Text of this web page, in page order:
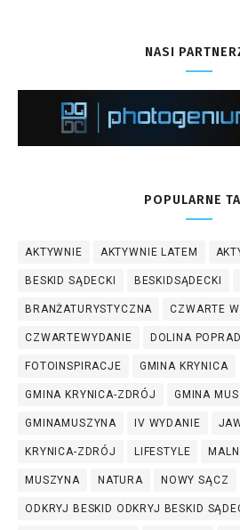
NASI
POPULARNE
AKTYWNIE AKTYWNIE LATEM
BESKID SĄDECKI BESKIDSĄDECKI
BRANŻATURYSTYCZNA CZWARTE
CZWARTEWYDANIE DOLINA
FOTOINSPIRACJE GMINA KRYNICA
GMINA KRYNICA-ZDRÓJ GMINA
GMINAMUSZYNA IV WYDANIE
KRYNICA-ZDRÓJ LIFESTYLE
MUSZYNA NATURA NOWY SĄCZ
ODKRYJ BESKID ODKRYJ BESKID